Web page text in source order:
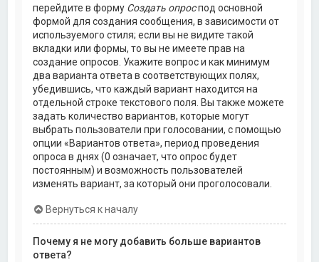
перейдите в форму Создать опроспод основной
формой для создания сообщения, в зависимости от
используемого стиля; если вы не видите такой
вкладки или формы, то вы не имеете прав на
создание опросов. Укажите вопрос и как минимум
два варианта ответа в соответствующих полях,
убедившись, что каждый вариант находится на
отдельной строке текстового поля. Вы также можете
задать количество вариантов, которые могут
выбрать пользователи при голосовании, с помощью
опции «Вариантов ответа», период проведения
опроса в днях (0 означает, что опрос будет
постоянным) и возможность пользователей
изменять вариант, за который они проголосовали.
Вернуться к началу
Почему я не могу добавить больше вариантов
ответа?